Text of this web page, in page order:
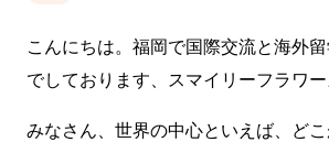
こんにちは。福岡で国際交流と海外
でしております、スマイリーフラワー
みなさん、世界の中心といえば、ど